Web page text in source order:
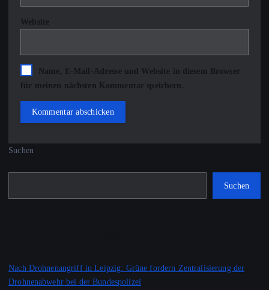
Website
Name, E-Mail-Adresse und Website in diesem Browser
für meinen nächsten Kommentar speichern.
Suchen
Suchen
Nach Drohnenangriff in Leipzig: Grüne fordern Zentralisierung der
Drohnenabwehr bei der Bundespolizei